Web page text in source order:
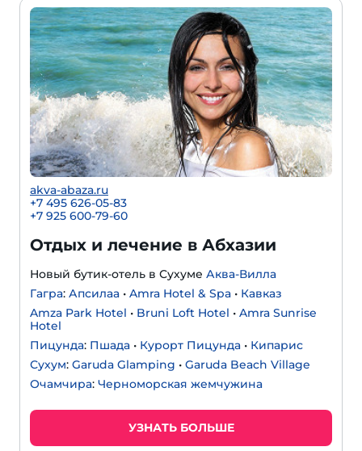
akva-abaza.ru
+7 495 626-05-83
+7 925 600-79-60
Отдых и лечение в Абхазии
Новый бутик-отель в Сухуме Аква-Вилла
Гагра: Апсилаа • Amra Hotel & Spa • Кавказ
Amza Park Hotel • Bruni Loft Hotel • Amra Sunrise
Hotel
Пицунда: Пшада • Курорт Пицунда • Кипарис
Сухум: Garuda Glamping • Garuda Beach Village
Очамчира: Черноморская жемчужина
УЗНАТЬ БОЛЬШЕ